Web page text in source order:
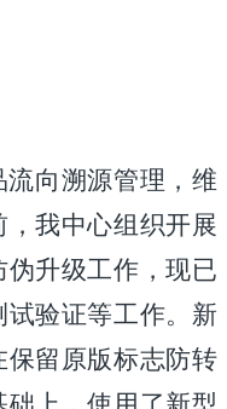
向溯源管理，维
我中心组织开展
升级工作，现已
验证等工作。 新
留原版标志防转